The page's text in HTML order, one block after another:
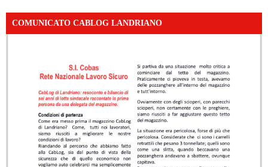
COMUNICATO CABLOG LANDRIANO